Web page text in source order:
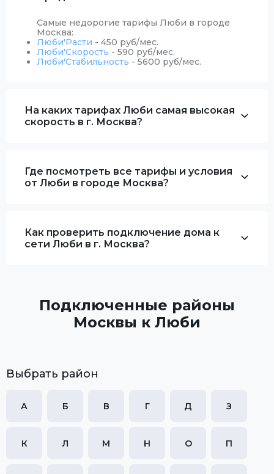
Самые недорогие тарифы Люби в городе
Москва:
Люби'Расти - 450 руб/мес.
Люби'Скорость - 590 руб/мес.
Люби'Стабильность - 5600 руб/мес.
На каких тарифах Люби самая высокая
скорость в г. Москва?
Где посмотреть все тарифы и условия
от Люби в городе Москва?
Как проверить подключение дома к
сети Люби в г. Москва?
Подключенные районы
Москвы к Люби
Выбрать район
А Б В Г Д З
К Л М Н О П